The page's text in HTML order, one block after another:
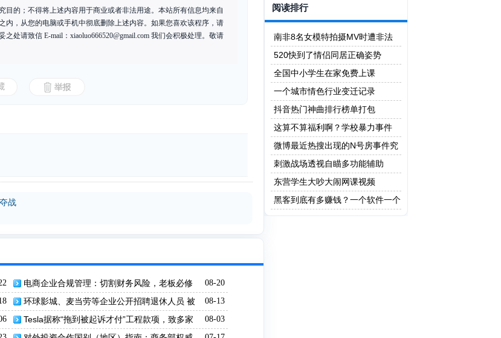
的；不得将上述内容用于商业或者非法用途。本站所有信息均来自
内，从您的电脑或手机中彻底删除上述内容。如果您喜欢该程序，请
处请致信 E-mail： xiaoluo666520@gmail.com 我们会积极处理。敬请
战
08-20
电商企业合规管理：切割财务风险，老板必修
的经营指南
08-13
环球影城、麦当劳等企业公开招聘退休人员 被
指规避社保新规
08-03
Tesla据称“拖到被起诉才付”工程款项，致多家
阅读排行
南非8名女模特拍摄MV时遭非法
矿工轮奸
520快到了情侣同居正确姿势
全国中小学生在家免费上课
一个城市情色行业变迁记录
抖音热门神曲排行榜单打包
这算不算福利啊？学校暴力事件
微博最近热搜出现的N号房事件究
竟是什么？
刺激战场透视自瞄多功能辅助
东营学生大吵大闹网课视频
黑客到底有多赚钱？一个软件一个
亿！网友：这只是最低级的黑客!